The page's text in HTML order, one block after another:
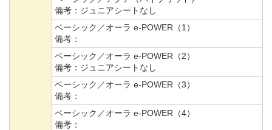
備考： ジュニアシートなし
ベーシック／オーラ e-POWER（1）
備考：
ベーシック／オーラ e-POWER（2）
備考： ジュニアシートなし
ベーシック／オーラ e-POWER（3）
備考：
ベーシック／オーラ e-POWER（4）
備考：